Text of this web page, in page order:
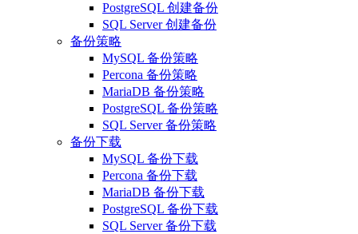
PostgreSQL 创建备份
SQL Server 创建备份
备份策略
MySQL 备份策略
Percona 备份策略
MariaDB 备份策略
PostgreSQL 备份策略
SQL Server 备份策略
备份下载
MySQL 备份下载
Percona 备份下载
MariaDB 备份下载
PostgreSQL 备份下载
SQL Server 备份下载